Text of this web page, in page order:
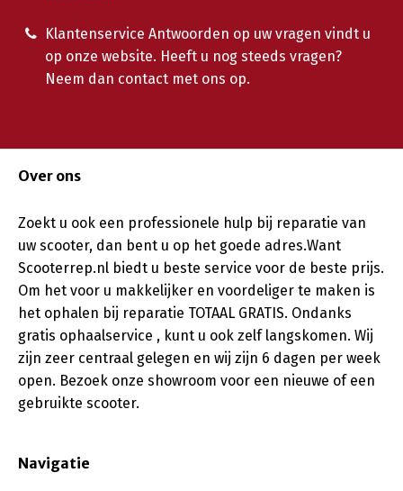
Klantenservice Antwoorden op uw vragen vindt u
op onze website. Heeft u nog steeds vragen?
Neem dan contact met ons op.
Over ons
Zoekt u ook een professionele hulp bij reparatie van
uw scooter, dan bent u op het goede adres.Want
Scooterrep.nl biedt u beste service voor de beste prijs.
Om het voor u makkelijker en voordeliger te maken is
het ophalen bij reparatie TOTAAL GRATIS. Ondanks
gratis ophaalservice , kunt u ook zelf langskomen. Wij
zijn zeer centraal gelegen en wij zijn 6 dagen per week
open. Bezoek onze showroom voor een nieuwe of een
gebruikte scooter.
Navigatie